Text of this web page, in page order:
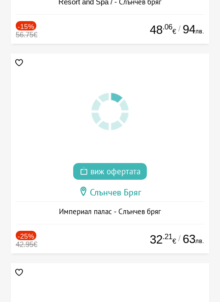
Resort and Spa / - Слънчев бряг
-15%
56.75€ 48.06
€ / 94лв.
виж офертата
Слънчев Бряг
Империал палас - Слънчев бряг
-25%
42.95€ 32.21
€ / 63лв.